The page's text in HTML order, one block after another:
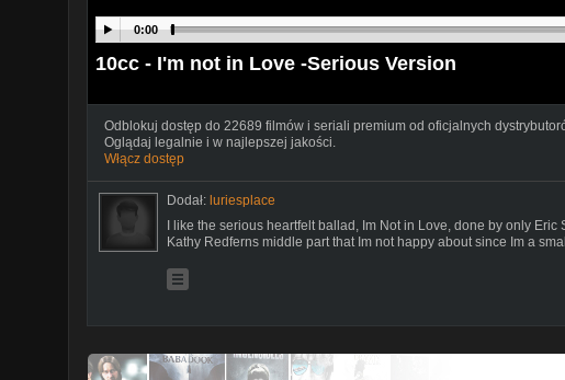
0:00
10cc - I'm not in Love -Serious Version
Odblokuj dostęp do 22689 filmów i seriali premium od oficjalnych
Oglądaj legalnie i w najlepszej jakości.
Włącz dostęp
Dodał: luriesplace
I like the serious heartfelt ballad, Im Not in Love, done by only Eric
Kathy Redferns middle part that Im not happy about since Im a